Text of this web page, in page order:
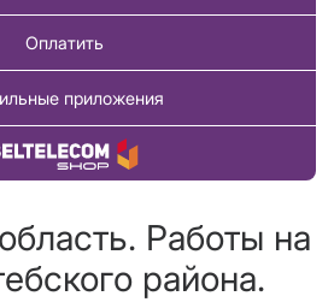
Оплатить
приложения
Купить товар
Работы на
района.